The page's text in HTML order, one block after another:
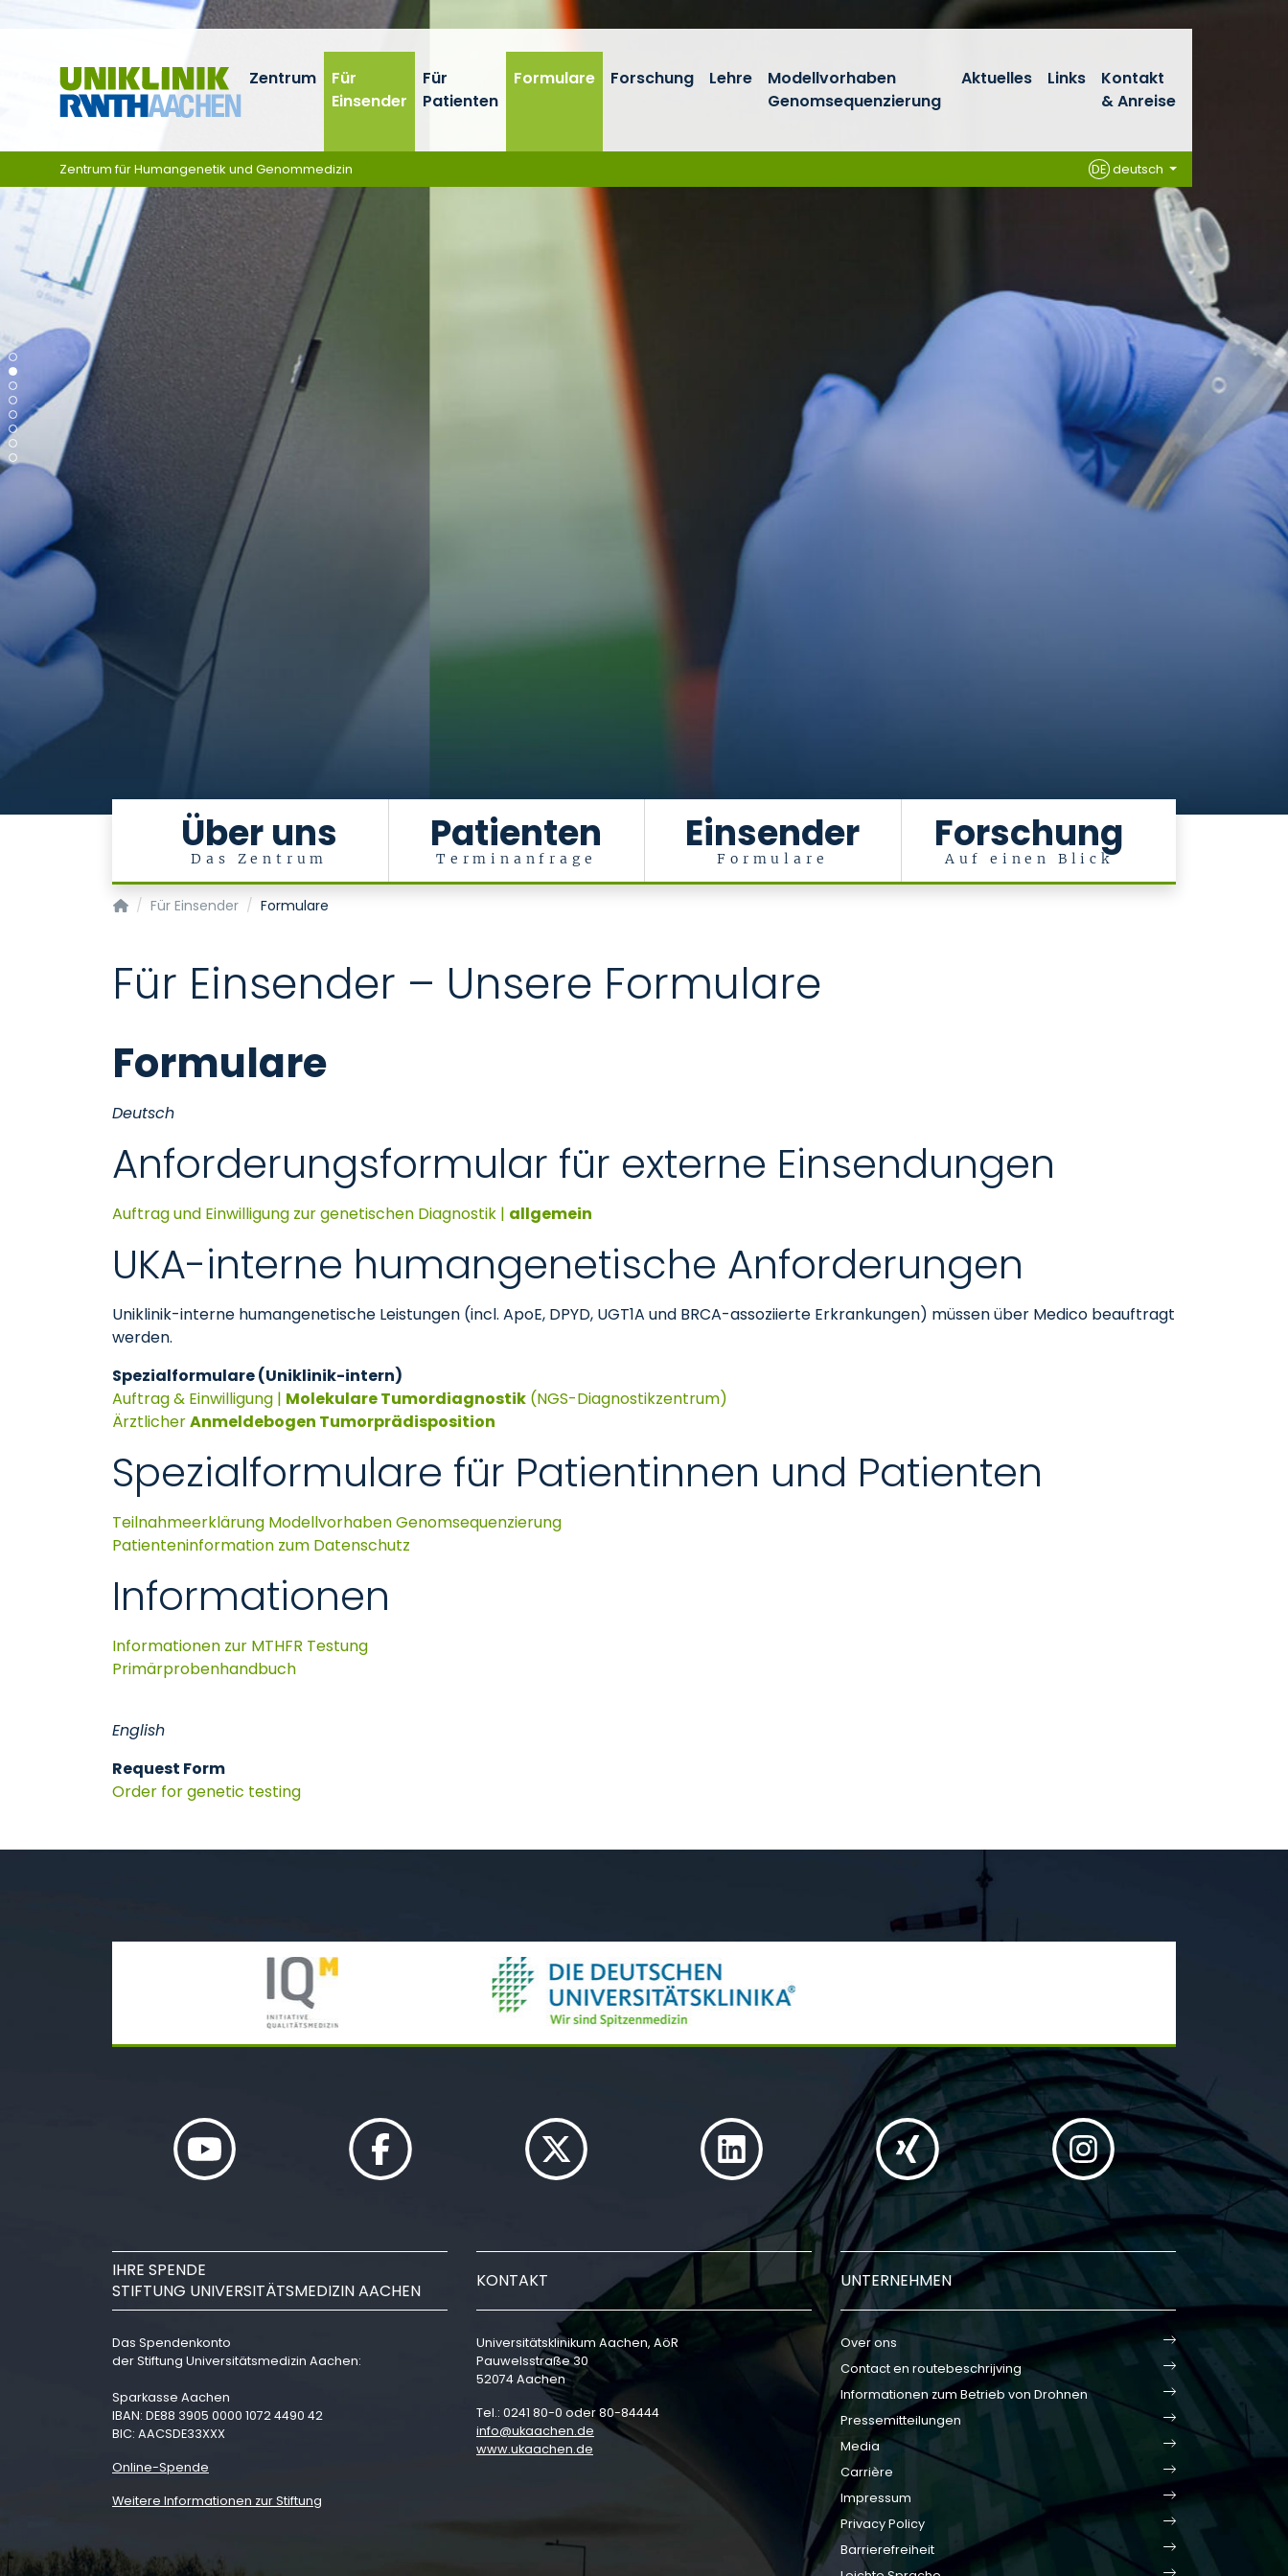
Über uns
Das Zentrum
Patienten
Terminanfrage
Einsender
Formulare
Forschung
Auf einen Blick
Zentrum
Für
Einsender
Für
Patienten
Formulare Forschung Lehre
Modellvorhaben
Genomsequenzierung
Aktuelles Links
Kontakt
& Anreise
Zentrum für Humangenetik und Genommedizin DEdeutsch
Zentrum für Humangenetik und Genommedizin
Für Einsender Formulare
Für Einsender – Unsere Formulare
Formulare
Deutsch
Anforderungsformular für externe Einsendungen
Auftrag und Einwilligung zur genetischen Diagnostik | allgemein
UKA-interne humangenetische Anforderungen
Uniklinik-interne humangenetische Leistungen (incl. ApoE, DPYD, UGT1A und BRCA-assoziierte Erkrankungen) müssen über Medico beauftragt
werden.
Spezialformulare (Uniklinik-intern)
Auftrag & Einwilligung | Molekulare Tumordiagnostik (NGS-Diagnostikzentrum)
ÄrztlicherAnmeldebogen Tumorprädisposition
Spezialformulare für Patientinnen und Patienten
Teilnahmeerklärung Modellvorhaben Genomsequenzierung
Patienteninformation zum Datenschutz
Informationen
Informationen zur MTHFR Testung
Primärprobenhandbuch
English
Request Form
Order for genetic testing
IHRE SPENDE
STIFTUNG UNIVERSITÄTSMEDIZIN AACHEN
Das Spendenkonto
der Stiftung Universitätsmedizin Aachen:
Sparkasse Aachen
IBAN: DE88 3905 0000 1072 4490 42
BIC: AACSDE33XXX
Online-Spende
Weitere Informationen zur Stiftung
KONTAKT
Universitätsklinikum Aachen, AöR
Pauwelsstraße 30
52074 Aachen
Tel.: 0241 80-0 oder 80-84444
info
ukaachen de
www.ukaachen.de
UNTERNEHMEN
Over ons
Contact en routebeschrijving
Informationen zum Betrieb von Drohnen
Pressemitteilungen
Media
Carrière
Impressum
Privacy Policy
Barrierefreiheit